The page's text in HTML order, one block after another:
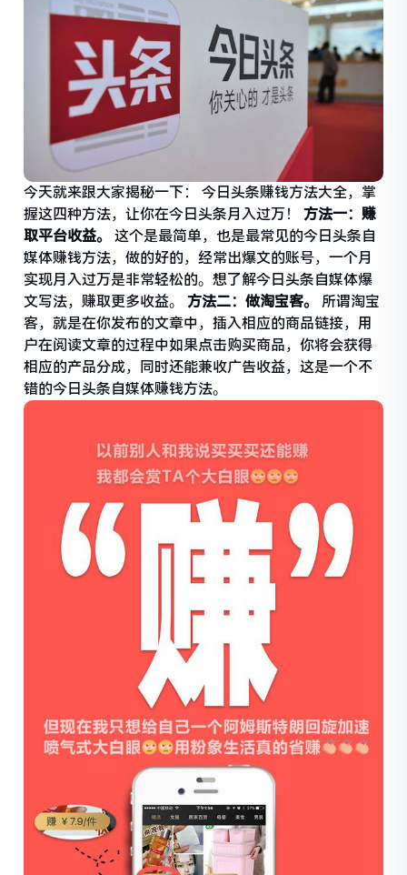
今天就来跟大家揭秘一下： 今日头条赚钱方法大全，掌
握这四种方法，让你在今日头条月入过万！ 方法一：赚
取平台收益。
这个是最简单，也是最常见的今日头条自
媒体赚钱方法，做的好的，经常出爆文的账号，一个月
实现月入过万是非常轻松的。想了解今日头条自媒体爆
文写法，赚取更多收益。 方法二：做淘宝客。
所谓淘宝
客，就是在你发布的文章中，插入相应的商品链接，用
户在阅读文章的过程中如果点击购买商品，你将会获得
相应的产品分成，同时还能兼收广告收益，这是一个不
错的今日头条自媒体赚钱方法。